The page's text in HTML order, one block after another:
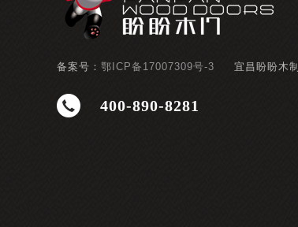
备案号： 鄂ICP备17007309号-3 宜昌盼盼木
400-890-8281